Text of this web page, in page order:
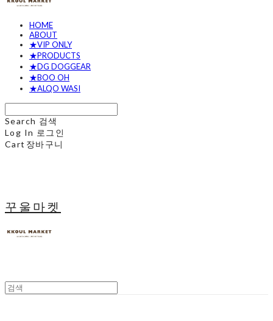
HOME
ABOUT
★VIP ONLY
★PRODUCTS
★DG DOGGEAR
★BOO OH
★ALQO WASI
Search 검색
Log In 로그인
Cart 장바구니
꾸울마켓